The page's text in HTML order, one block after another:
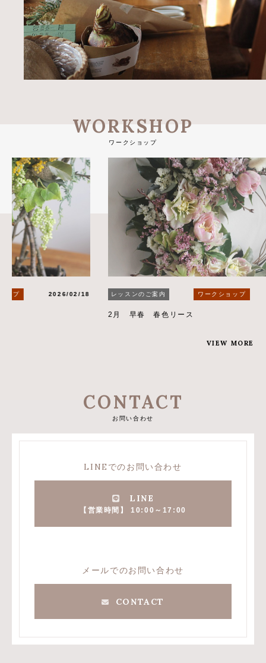
WORKSHOP
ワークショップ
レッスンのご案内 ワークショップ 2026/02/18 ワーク
VIEW MORE
CONTACT
お問い合わせ
LINEでのお問い合わせ
LINE
【営業時間】 10:00～17:00
メールでのお問い合わせ
CONTACT